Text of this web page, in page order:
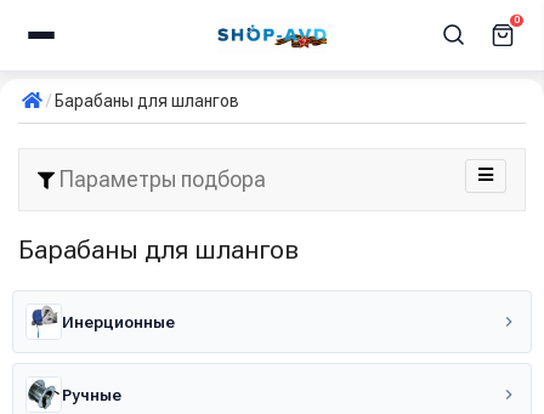
0
Барабаны для шлангов
Параметры подбора
Барабаны для шлангов
Инерционные
Ручные